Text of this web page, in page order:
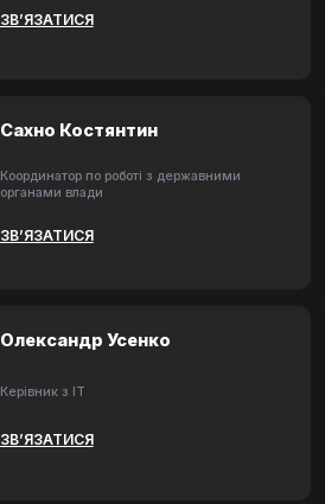
ЗВ’ЯЗАТИСЯ
Сахно Костянтин
Координатор по роботі з державними
органами влади
ЗВ’ЯЗАТИСЯ
Олександр Усенко
Керівник з ІТ
ЗВ’ЯЗАТИСЯ